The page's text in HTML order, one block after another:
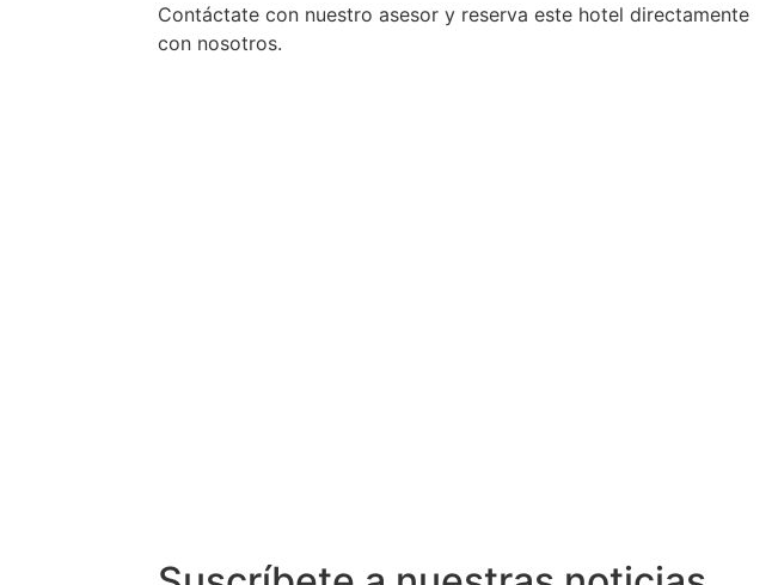
Contáctate con nuestro asesor y reserva este hotel directamente
con nosotros.